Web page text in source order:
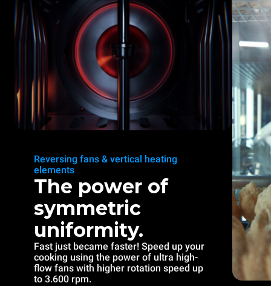
Reversing fans & vertical heating
elements
The power of
symmetric
uniformity.
Fast just became faster! Speed up your
cooking using the power of ultra high-
flow fans with higher rotation speed up
to 3.600 rpm.